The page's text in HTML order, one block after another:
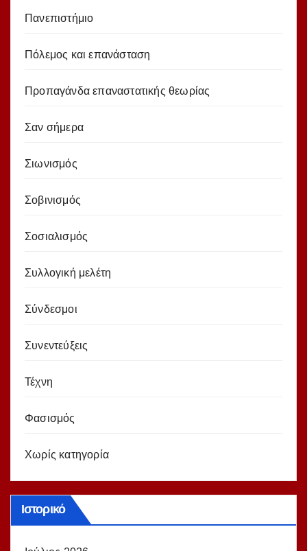
Πανεπιστήμιο
Πόλεμος και επανάσταση
Προπαγάνδα επαναστατικής θεωρίας
Σαν σήμερα
Σιωνισμός
Σοβινισμός
Σοσιαλισμός
Συλλογική μελέτη
Σύνδεσμοι
Συνεντεύξεις
Τέχνη
Φασισμός
Χωρίς κατηγορία
Ιστορικό